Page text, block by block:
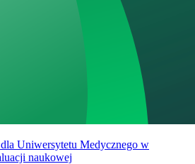
Uniwersytetu Medycznego w
naukowej